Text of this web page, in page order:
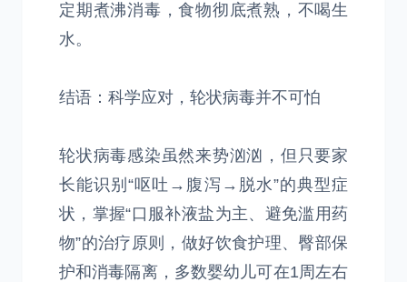
定期煮沸消毒，食物彻底煮熟，不喝生
水。
结语：科学应对，轮状病毒并不可怕
轮状病毒感染虽然来势汹汹，但只要家
长能识别“呕吐→腹泻→脱水”的典型症
状，掌握“口服补液盐为主、避免滥用药
物”的治疗原则，做好饮食护理、臀部保
护和消毒隔离，多数婴幼儿可在1周左右